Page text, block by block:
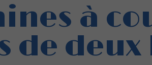
à
de deux